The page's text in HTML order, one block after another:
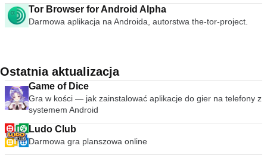
Tor Browser for Android Alpha
Darmowa aplikacja na Androida, autorstwa the-tor-project.
Ostatnia aktualizacja
Game of Dice
Gra w kości — jak zainstalować aplikacje do gier na telefony z
systemem Android
Ludo Club
Darmowa gra planszowa online